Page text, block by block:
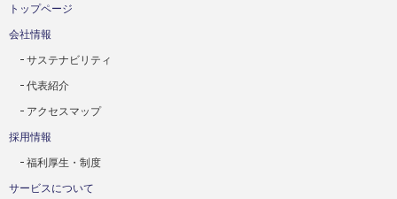
トップページ
会社情報
サステナビリティ
代表紹介
アクセスマップ
採用情報
福利厚生・制度
サービスについて